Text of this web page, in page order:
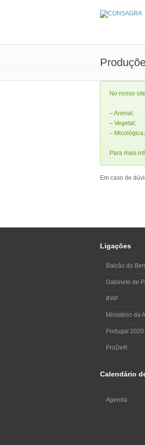
No nosso
– Animal;
– Vegetal;
– Micológica;
Para mais
Em caso de
Ligações
Balcão do
Gabinete de
IFAP
Ministério da
Portugal 2020
ProDeR
Calendário
Agenda